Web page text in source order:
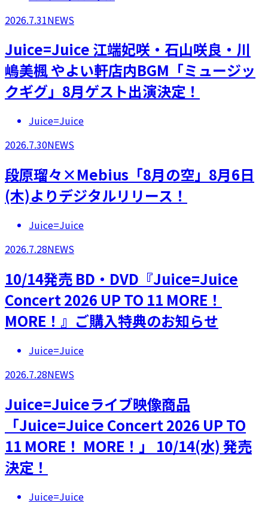
2026.7.31NEWS
Juice=Juice 江端妃咲・石山咲良・川
嶋美楓 やよい軒店内BGM「ミュージッ
クギグ」8月ゲスト出演決定！
Juice=Juice
2026.7.30NEWS
段原瑠々×Mebius「8月の空」8月6日
(木)よりデジタルリリース！
Juice=Juice
2026.7.28NEWS
10/14発売 BD・DVD『Juice=Juice
Concert 2026 UP TO 11 MORE！
MORE！』ご購入特典のお知らせ
Juice=Juice
2026.7.28NEWS
Juice=Juiceライブ映像商品
「Juice=Juice Concert 2026 UP TO
11 MORE！ MORE！」 10/14(水) 発売
決定！
Juice=Juice